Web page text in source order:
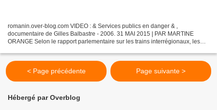
romanin.over-blog.com VIDEO : & Services publics en danger & ,
documentaire de Gilles Balbastre - 2006. 31 MAI 2015 | PAR MARTINE
ORANGE Selon le rapport parlementaire sur les trains interrégionaux, les
< Page précédente Page suivante >
Hébergé par Overblog